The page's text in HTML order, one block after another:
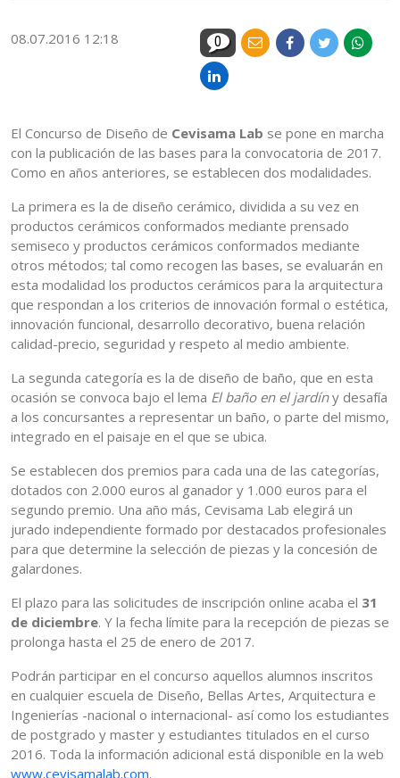
08.07.2016 12:18 0
El Concurso de Diseño de Cevisama Lab se pone en marcha
con la publicación de las bases para la convocatoria de 2017.
Como en años anteriores, se establecen dos modalidades.
La primera es la de diseño cerámico, dividida a su vez en
productos cerámicos conformados mediante prensado
semiseco y productos cerámicos conformados mediante
otros métodos; tal como recogen las bases, se evaluarán en
esta modalidad los productos cerámicos para la arquitectura
que respondan a los criterios de innovación formal o estética,
innovación funcional, desarrollo decorativo, buena relación
calidad-precio, seguridad y respeto al medio ambiente.
La segunda categoría es la de diseño de baño, que en esta
ocasión se convoca bajo el lema El baño en el jardíny desafía
a los concursantes a representar un baño, o parte del mismo,
integrado en el paisaje en el que se ubica.
Se establecen dos premios para cada una de las categorías,
dotados con 2.000 euros al ganador y 1.000 euros para el
segundo premio. Una año más, Cevisama Lab elegirá un
jurado independiente formado por destacados profesionales
para que determine la selección de piezas y la concesión de
galardones.
El plazo para las solicitudes de inscripción online acaba el 31
de diciembre. Y la fecha límite para la recepción de piezas se
prolonga hasta el 25 de enero de 2017.
Podrán participar en el concurso aquellos alumnos inscritos
en cualquier escuela de Diseño, Bellas Artes, Arquitectura e
Ingenierías -nacional o internacional- así como los estudiantes
de postgrado y master y estudiantes titulados en el curso
2016. Toda la información adicional está disponible en la web
www.cevisamalab.com.